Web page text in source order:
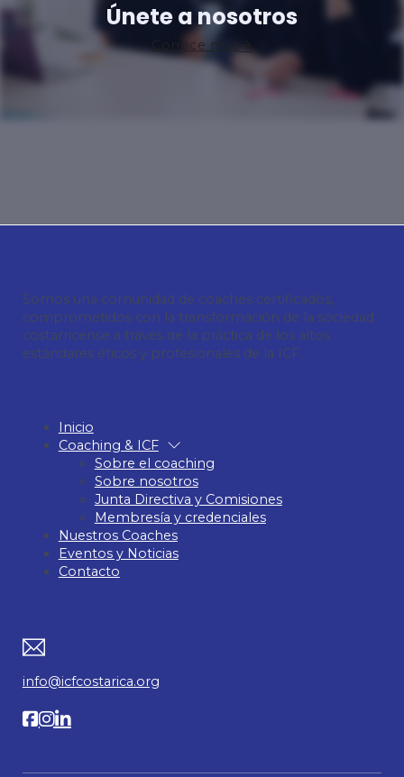
Únete a nosotros
Conoce más
Somos una comunidad de coaches certificados,
comprometidos con la transformación de la sociedad
costarricense a través de la práctica de los altos
estándares éticos y profesionales de la ICF.
Inicio
Coaching & ICF
Sobre el coaching
Sobre nosotros
Junta Directiva y Comisiones
Membresía y credenciales
Nuestros Coaches
Eventos y Noticias
Contacto
info@icfcostarica.org